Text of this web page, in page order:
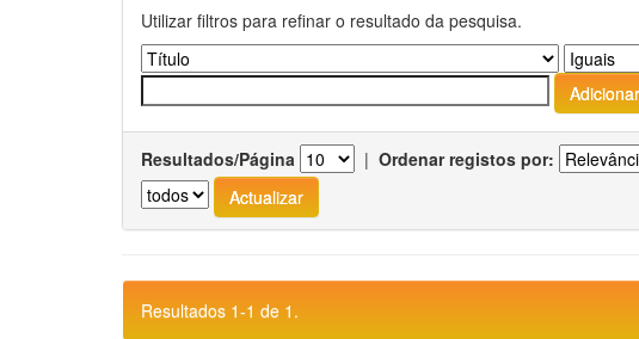
Utilizar filtros para refinar o resultado da pesquisa.
Resultados/Página | Ordenar registos por:
Resultados 1-1 de 1.